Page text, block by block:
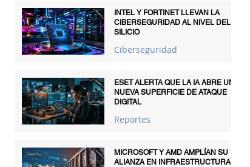
INTEL Y FORTINET LLEVAN LA
CIBERSEGURIDAD AL NIVEL DEL
SILICIO
Ciberseguridad
ESET ALERTA QUE LA IA ABRE UNA
NUEVA SUPERFICIE DE ATAQUE
DIGITAL
Reportes
MICROSOFT Y AMD AMPLÍAN SU
ALIANZA EN INFRAESTRUCTURA